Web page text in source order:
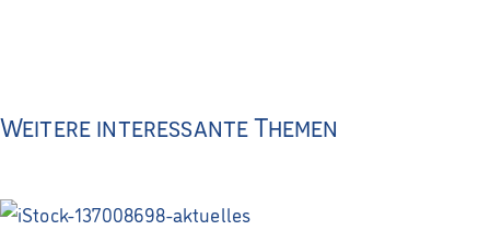
Weitere interessante Themen